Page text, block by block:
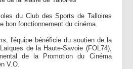
du Club des Sports de Talloires
bon fonctionnement du cinéma.
l'équipe bénéficie du soutien de la
de la Haute-Savoie (FOL74),
de la Promotion du Cinéma
V.O.